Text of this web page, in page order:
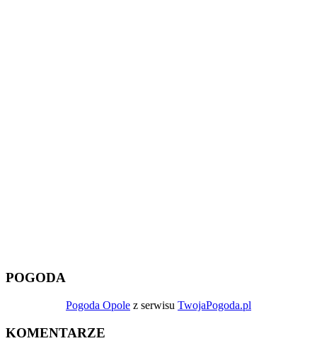
POGODA
Pogoda Opole z serwisu TwojaPogoda.pl
KOMENTARZE